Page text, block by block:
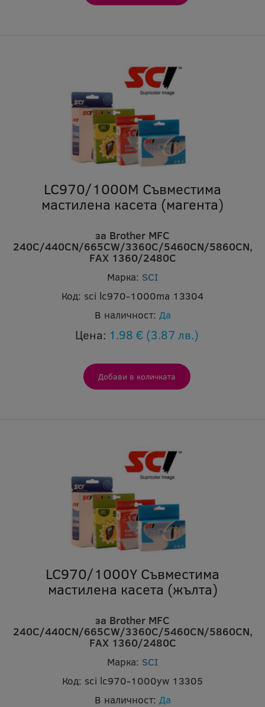
LC970/1000M Съвместима
мастилена касета (магента)
за Brother MFC
240C/440CN/665CW/3360C/5460CN/5860CN,
FAX 1360/2480C
Марка: SCI
Код: sci lc970-1000ma 13304
В наличност: Да
Цена: 1.98 € (3.87 лв.)
LC970/1000Y Съвместима
мастилена касета (жълта)
за Brother MFC
240C/440CN/665CW/3360C/5460CN/5860CN,
FAX 1360/2480C
Марка: SCI
Код: sci lc970-1000yw 13305
В наличност: Да